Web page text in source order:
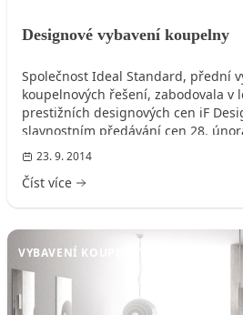
Designové vybavení koupelny
Společnost Ideal Standard, přední
koupelnových řešení, zabodovala v
prestižních designových cen iF
slavnostním předávání cen 28.
Mnichově si šli její zástupci pro
23. 9. 2014
Číst více
VYBAVENÍ KOUPELNY